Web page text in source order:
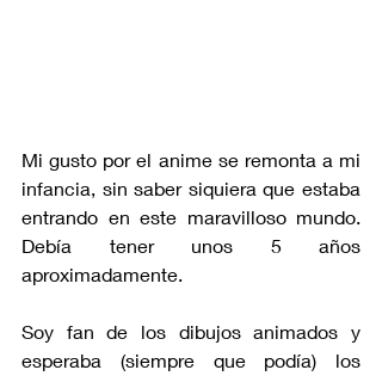
Mi gusto por el anime se remonta a mi
infancia, sin saber siquiera que estaba
entrando en este maravilloso mundo.
Debía tener unos 5 años
aproximadamente.
Soy fan de los dibujos animados y
esperaba (siempre que podía) los